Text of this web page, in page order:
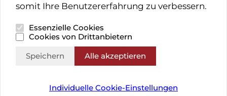
somit Ihre Benutzererfahrung zu verbessern.
Essenzielle Cookies
Cookies von Drittanbietern
Speichern
Alle akzeptieren
Individuelle Cookie-Einstellungen